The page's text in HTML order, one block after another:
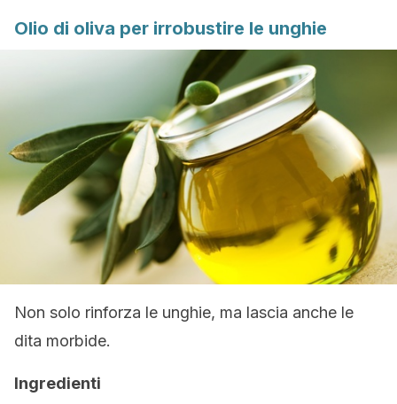
Olio di oliva per irrobustire le unghie
Non solo rinforza le unghie, ma lascia anche le
dita morbide.
Ingredienti